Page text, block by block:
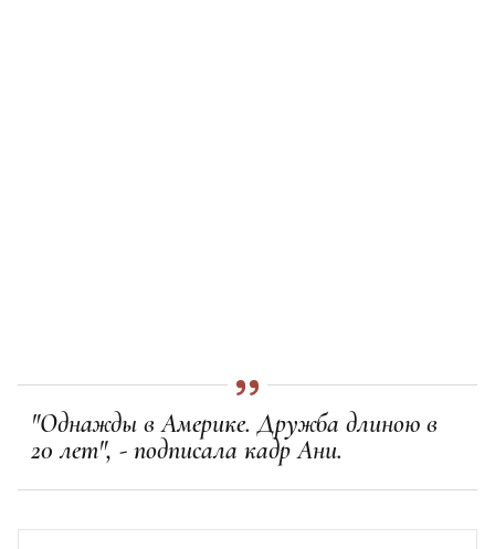
"Однажды в Америке. Дружба длиною в
20 лет", - подписала кадр Ани.